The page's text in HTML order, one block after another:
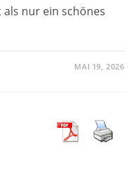
nur ein schönes
MAI 19, 2026